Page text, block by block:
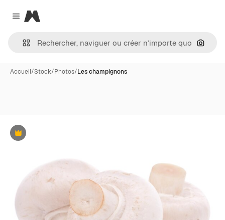
Close menu
Magnific
Accueil/Stock/Photos/Les champignons
Premium